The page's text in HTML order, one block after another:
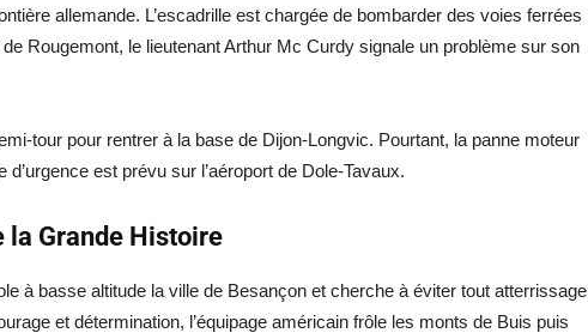
allemande. L’escadrille est chargée de bombarder des voies ferrées
de Rougemont, le lieutenant Arthur Mc Curdy signale un problème sur son
tour pour rentrer à la base de Dijon-Longvic. Pourtant, la panne moteur
est prévu sur l’aéroport de Dole-Tavaux.
la Grande Histoire
à basse altitude la ville de Besançon et cherche à éviter tout atterrissage
et détermination, l’équipage américain frôle les monts de Buis puis